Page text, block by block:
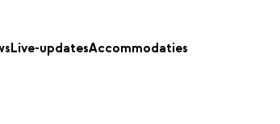
Live-updatesAccommodaties